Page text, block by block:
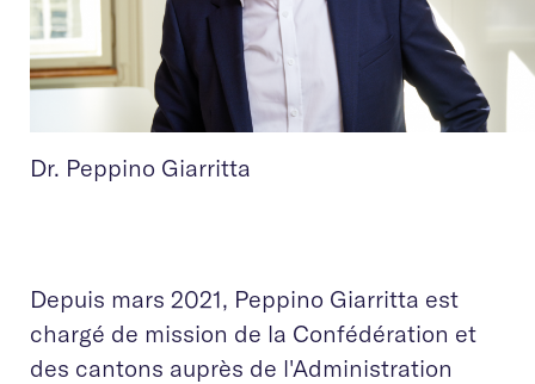
Dr. Peppino Giarritta
Depuis mars 2021, Peppino Giarritta est
chargé de mission de la Confédération et
des cantons auprès de l'Administration